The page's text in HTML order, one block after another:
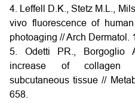
4. Leffell D.K., Stetz M.L.,
vivo fluorescence of
photoaging // Arch
5. Odetti PR., Borgoglio
increase of collagen
subcutaneous tissue //
658.